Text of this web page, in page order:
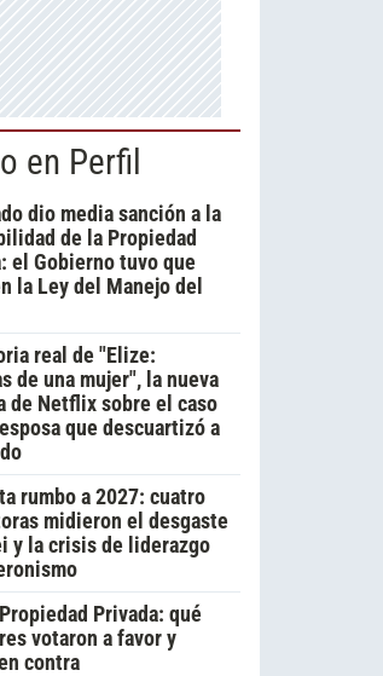
en Perfil
dio media sanción a la
de la Propiedad
el Gobierno tuvo que
la Ley del Manejo del
real de "Elize:
de una mujer", la nueva
de Netflix sobre el caso
que descuartizó a
rumbo a 2027: cuatro
midieron el desgaste
y la crisis de liderazgo
Privada: qué
votaron a favor y
contra